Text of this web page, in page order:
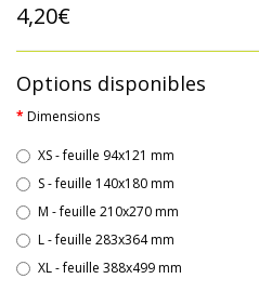
4,20€
Options disponibles
Dimensions
XS - feuille 94x121 mm
S - feuille 140x180 mm
M - feuille 210x270 mm
L - feuille 283x364 mm
XL - feuille 388x499 mm